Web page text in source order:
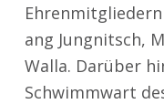
ang Jungnitsch,
Walla. Darüber
Schwimmwart